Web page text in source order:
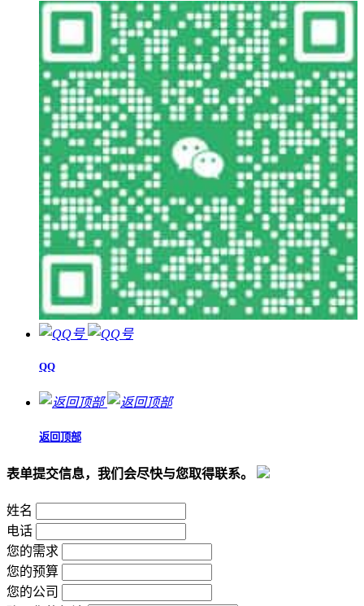
QQ
返回顶部
表单提交信息，我们会尽快与您取得联系。
姓名
电话
您的需求
您的预算
您的公司